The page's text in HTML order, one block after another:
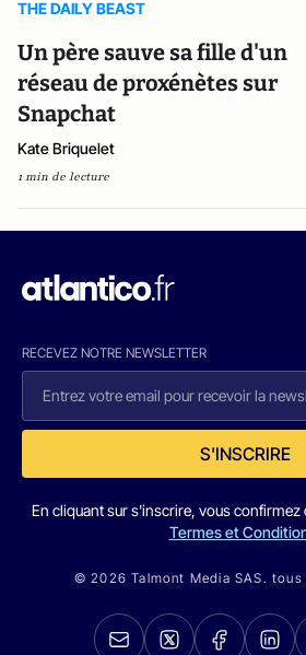
THE DAILY BEAST
Un père sauve sa fille d'un
réseau de proxénètes sur
Snapchat
Kate Briquelet
1 min de lecture
RECEVEZ NOTRE NEWSLETTER
S'INSCRIRE
En cliquant sur s'inscrire, vous confirmez
Termes et
© 2026 Talmont Media SAS.